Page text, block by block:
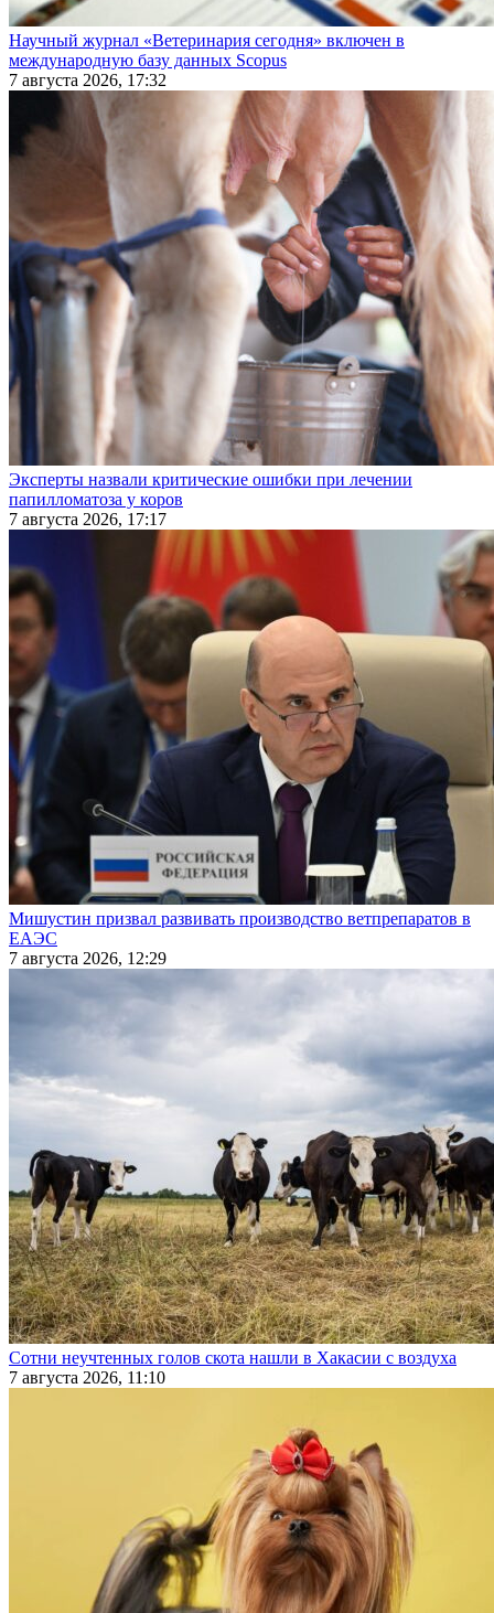
Научный журнал «Ветеринария сегодня» включен в
международную базу данных Scopus
7 августа 2026, 17:32
Эксперты назвали критические ошибки при лечении
папилломатоза у коров
7 августа 2026, 17:17
Мишустин призвал развивать производство ветпрепаратов в
ЕАЭС
7 августа 2026, 12:29
Сотни неучтенных голов скота нашли в Хакасии с воздуха
7 августа 2026, 11:10